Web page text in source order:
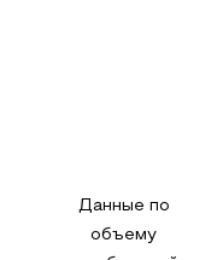
Данные по
объему